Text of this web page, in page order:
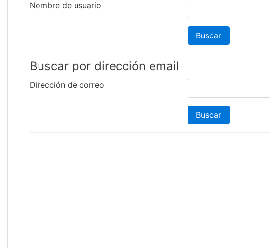
Nombre de usuario
Buscar por dirección email
Dirección de correo